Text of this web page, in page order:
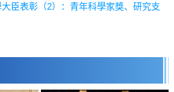
臣表彰（2）：青年科學家獎、研究支